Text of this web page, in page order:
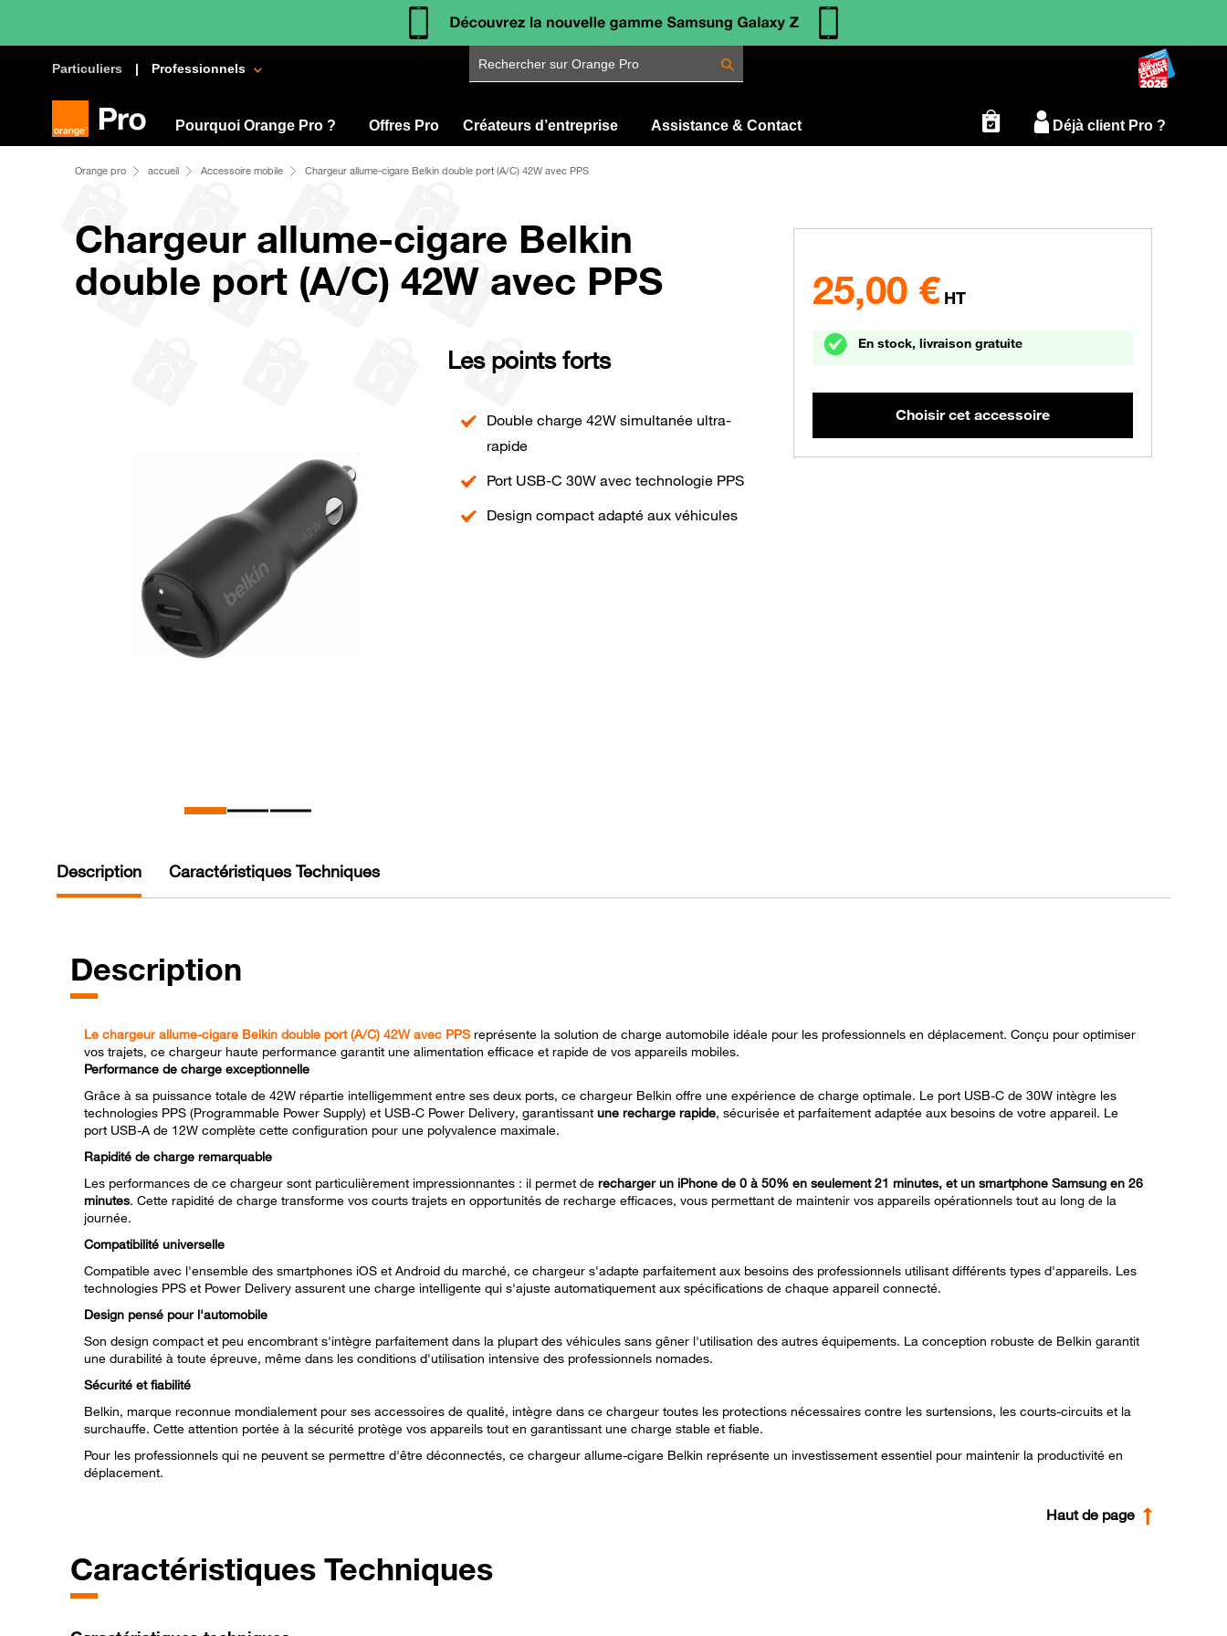
Particuliers Professionnels
Rechercher sur Orange Pro
Pourquoi Orange Pro ? Offres Pro Créateurs d’entreprise Assistance & Contact Déjà client Pro ?
Orange pro accueil Accessoire mobile Chargeur allume-cigare Belkin double port (A/C) 42W avec PPS
Chargeur allume-cigare Belkin
double port (A/C) 42W avec PPS
Les points forts
Double charge 42W simultanée ultra-
rapide
Port USB-C 30W avec technologie PPS
Design compact adapté aux véhicules
25,00€ HT
En stock, livraison gratuite
Description Caractéristiques Techniques
Description
Le chargeur allume-cigare Belkin double port (A/C) 42W avec PPS représente la solution de charge automobile idéale pour les professionnels en déplacement. Conçu pour optimiser
vos trajets, ce chargeur haute performance garantit une alimentation efficace et rapide de vos appareils mobiles.
Performance de charge exceptionnelle
Grâce à sa puissance totale de 42W répartie intelligemment entre ses deux ports, ce chargeur Belkin offre une expérience de charge optimale. Le port USB-C de 30W intègre les
technologies PPS (Programmable Power Supply) et USB-C Power Delivery, garantissant une recharge rapide, sécurisée et parfaitement adaptée aux besoins de votre appareil. Le
port USB-A de 12W complète cette configuration pour une polyvalence maximale.
Rapidité de charge remarquable
Les performances de ce chargeur sont particulièrement impressionnantes : il permet de recharger un iPhone de 0 à 50% en seulement 21 minutes, et un smartphone Samsung en 26
minutes. Cette rapidité de charge transforme vos courts trajets en opportunités de recharge efficaces, vous permettant de maintenir vos appareils opérationnels tout au long de la
journée.
Compatibilité universelle
Compatible avec l'ensemble des smartphones iOS et Android du marché, ce chargeur s'adapte parfaitement aux besoins des professionnels utilisant différents types d'appareils. Les
technologies PPS et Power Delivery assurent une charge intelligente qui s'ajuste automatiquement aux spécifications de chaque appareil connecté.
Design pensé pour l'automobile
Son design compact et peu encombrant s'intègre parfaitement dans la plupart des véhicules sans gêner l'utilisation des autres équipements. La conception robuste de Belkin garantit
une durabilité à toute épreuve, même dans les conditions d'utilisation intensive des professionnels nomades.
Sécurité et fiabilité
Belkin, marque reconnue mondialement pour ses accessoires de qualité, intègre dans ce chargeur toutes les protections nécessaires contre les surtensions, les courts-circuits et la
surchauffe. Cette attention portée à la sécurité protège vos appareils tout en garantissant une charge stable et fiable.
Pour les professionnels qui ne peuvent se permettre d'être déconnectés, ce chargeur allume-cigare Belkin représente un investissement essentiel pour maintenir la productivité en
déplacement.
Haut de page
Caractéristiques Techniques